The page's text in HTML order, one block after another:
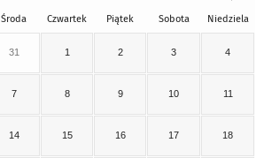
Środa Czwartek Piątek Sobota Niedziela
31 1 2 3 4
7 8 9 10 11
14 15 16 17 18